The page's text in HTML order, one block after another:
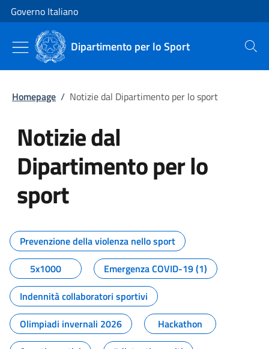
Vai al contenuto
Vai alla navigazione del sito
Governo Italiano
Dipartimento per lo Sport Cerca
Homepage / Notizie dal Dipartimento per lo sport
Notizie dal
Dipartimento per lo
sport
Tutti i contenuti della pagina
Prevenzione della violenza nello sport
5x1000
Emergenza COVID-19 (1)
Indennità collaboratori sportivi
Olimpiadi invernali 2026
Hackathon